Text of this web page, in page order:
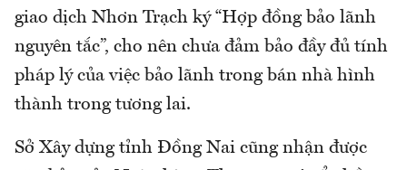
giao dịch Nhơn Trạch ký “Hợp đồng bảo lãnh
nguyên tắc”, cho nên chưa đảm bảo đầy đủ tính
pháp lý của việc bảo lãnh trong bán nhà hình
thành trong tương lai.
Sở Xây dựng tỉnh Đồng Nai cũng nhận được